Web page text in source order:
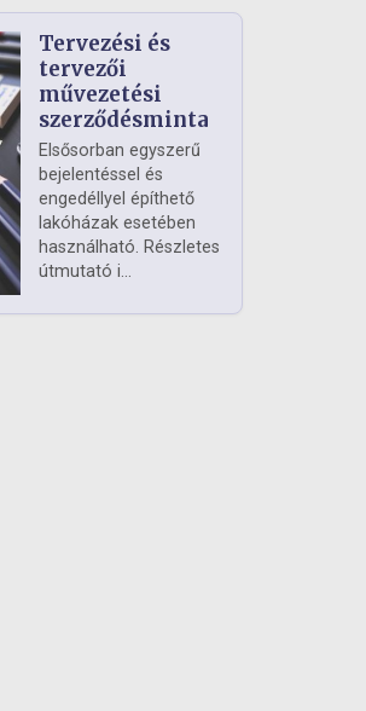
Tervezési és
tervezői
művezetési
szerződésminta
Elsősorban egyszerű
bejelentéssel és
engedéllyel építhető
lakóházak esetében
használható. Részletes
útmutató i...